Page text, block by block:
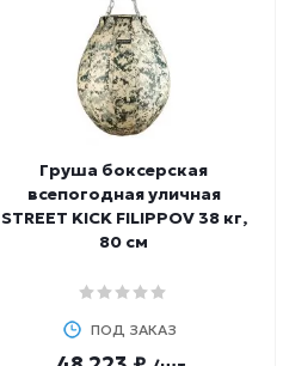
Груша боксерская
всепогодная уличная
STREET KICK FILIPPOV 38 кг,
80 см
ПОД ЗАКАЗ